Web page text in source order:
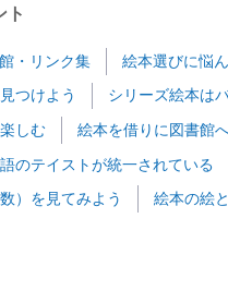
ト
・リンク集
絵本選びに悩
つけよう
シリーズ絵本は
しむ
絵本を借りに図書館
のテイストが統一されている
）を見てみよう
絵本の絵